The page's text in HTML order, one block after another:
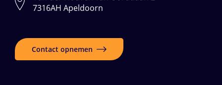
7316AH Apeldoorn
Contact opnemen